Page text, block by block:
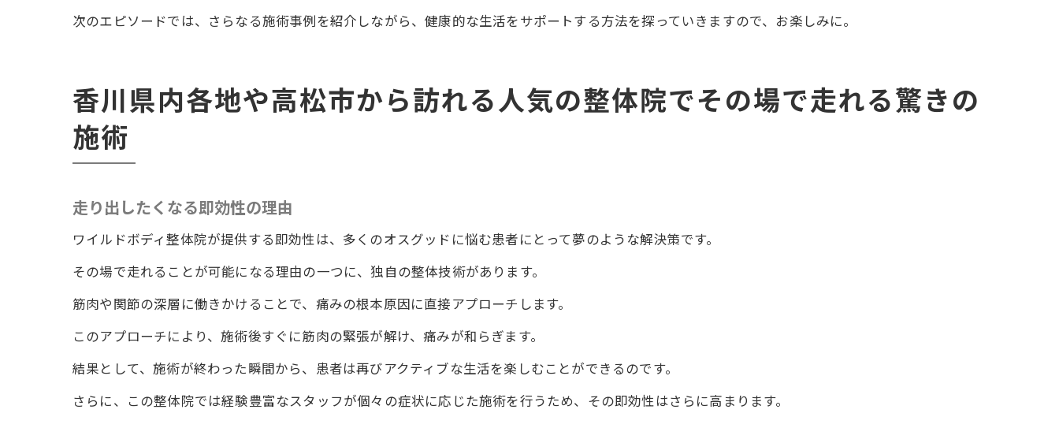
次のエピソードでは、さらなる施術事例を紹介しながら、健康的な生活をサポートする方法を探っていきますので、お楽しみに。
香川県内各地や高松市から訪れる人気の整体院でその場で走れる驚きの
施術
走り出したくなる即効性の理由
ワイルドボディ整体院が提供する即効性は、多くのオスグッドに悩む患者にとって夢のような解決策です。
その場で走れることが可能になる理由の一つに、独自の整体技術があります。
筋肉や関節の深層に働きかけることで、痛みの根本原因に直接アプローチします。
このアプローチにより、施術後すぐに筋肉の緊張が解け、痛みが和らぎます。
結果として、施術が終わった瞬間から、患者は再びアクティブな生活を楽しむことができるのです。
さらに、この整体院では経験豊富なスタッフが個々の症状に応じた施術を行うため、その即効性はさらに高まります。